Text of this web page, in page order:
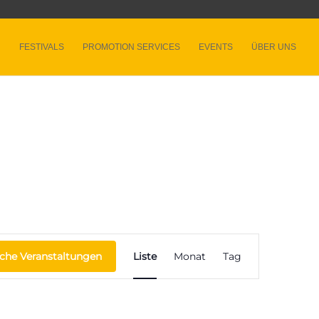
FESTIVALS PROMOTION SERVICES EVENTS ÜBER UNS
Veranstaltungen
Ansichten-
Liste Monat Tag